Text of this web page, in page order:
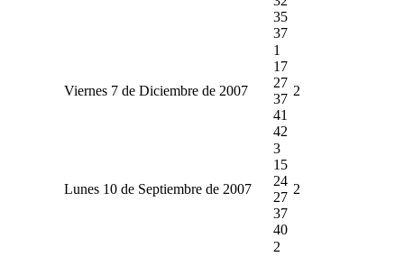
35
37
Viernes 7 de Diciembre de 2007
1
17
27
37
41
42
2
Lunes 10 de Septiembre de 2007
3
15
24
27
37
40
2
2